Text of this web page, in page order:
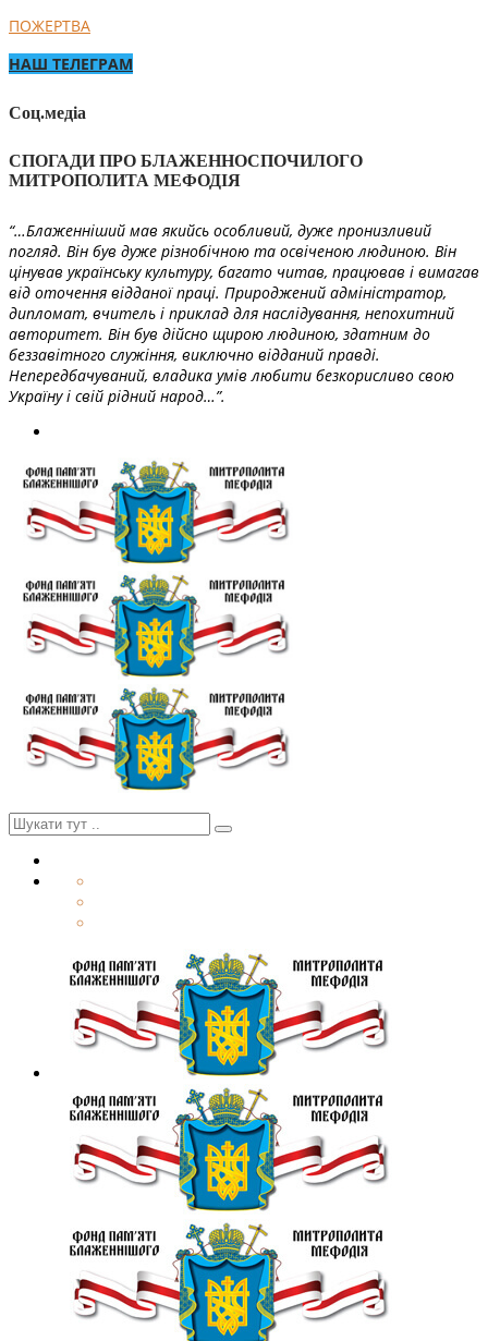
ПОЖЕРТВА
НАШ ТЕЛЕГРАМ
Соц.медіа
СПОГАДИ ПРО БЛАЖЕННОСПОЧИЛОГО
МИТРОПОЛИТА МЕФОДІЯ
“…Блаженніший мав якийсь особливий, дуже пронизливий
погляд. Він був дуже різнобічною та освіченою людиною. Він
цінував українську культуру, багато читав, працював і вимагав
від оточення відданої праці. Природжений адміністратор,
дипломат, вчитель і приклад для наслідування, непохитний
авторитет. Він був дійсно щирою людиною, здатним до
беззавітного служіння, виключно відданий правді.
Непередбачуваний, владика умів любити безкорисливо свою
Україну і свій рідний народ…”.